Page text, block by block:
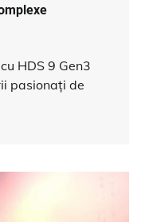
HDS 9 Gen3
pasionați de